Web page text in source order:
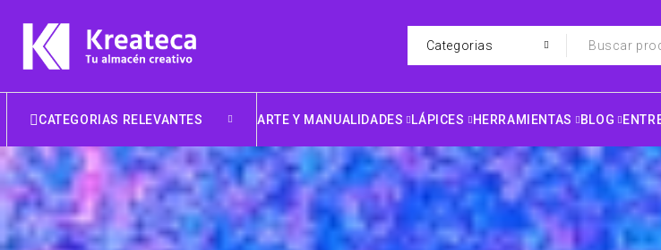
CATEGORIAS RELEVANTES ARTE Y MANUALIDADES LÁPICES HERRAMIENTAS BLOG